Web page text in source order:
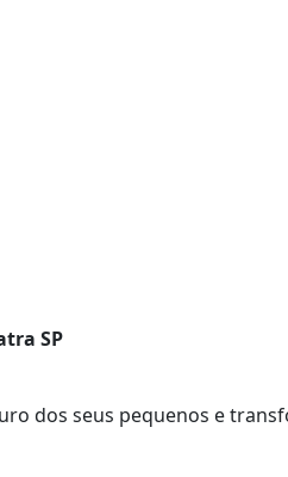
SP
dos seus pequenos e